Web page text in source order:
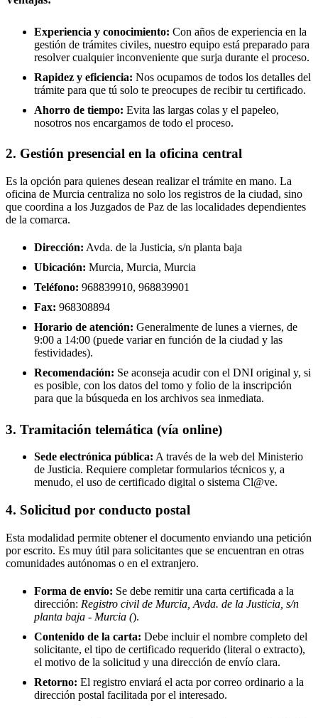
Experiencia y conocimiento: Con años de experiencia en la
gestión de trámites civiles, nuestro equipo está preparado para
resolver cualquier inconveniente que surja durante el proceso.
Rapidez y eficiencia: Nos ocupamos de todos los detalles del
trámite para que tú solo te preocupes de recibir tu certificado.
Ahorro de tiempo: Evita las largas colas y el papeleo,
nosotros nos encargamos de todo el proceso.
2. Gestión presencial en la oficina central
Es la opción para quienes desean realizar el trámite en mano. La
oficina de Murcia centraliza no solo los registros de la ciudad, sino
que coordina a los Juzgados de Paz de las localidades dependientes
de la comarca.
Dirección: Avda. de la Justicia, s/n planta baja
Ubicación: Murcia, Murcia, Murcia
Teléfono: 968839910, 968839901
Fax: 968308894
Horario de atención: Generalmente de lunes a viernes, de
9:00 a 14:00 (puede variar en función de la ciudad y las
festividades).
Recomendación: Se aconseja acudir con el DNI original y, si
es posible, con los datos del tomo y folio de la inscripción
para que la búsqueda en los archivos sea inmediata.
3. Tramitación telemática (vía online)
Sede electrónica pública: A través de la web del Ministerio
de Justicia. Requiere completar formularios técnicos y, a
menudo, el uso de certificado digital o sistema Cl@ve.
4. Solicitud por conducto postal
Esta modalidad permite obtener el documento enviando una petición
por escrito. Es muy útil para solicitantes que se encuentran en otras
comunidades autónomas o en el extranjero.
Forma de envío: Se debe remitir una carta certificada a la
dirección: Registro civil de Murcia, Avda. de la Justicia, s/n
planta baja - Murcia ().
Contenido de la carta: Debe incluir el nombre completo del
solicitante, el tipo de certificado requerido (literal o extracto),
el motivo de la solicitud y una dirección de envío clara.
Retorno: El registro enviará el acta por correo ordinario a la
dirección postal facilitada por el interesado.